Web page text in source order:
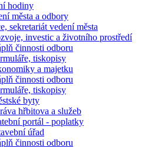
hodiny
města a odbory
sekretariát vedení města
investic a životního prostředí
činnosti odboru
tiskopisy
a majetku
činnosti odboru
tiskopisy
byty
hřbitova a služeb
portál - poplatky
úřad
činnosti odboru